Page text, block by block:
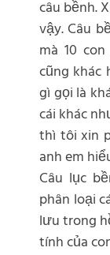
câu bềnh.
vậy. Câu
mà 10
cũng khác
gì gọi là
cái khác
thì tôi xin
anh em
Câu lục
phân loại
lưu trong
tính của